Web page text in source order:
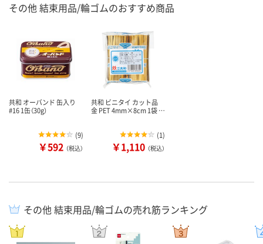
その他 結束用品/輪ゴムのおすすめ商品
共和 オーバンド 缶入り
#16 1缶（30g）
(9)
￥592 （税込）
共和 ビニタイ カット品
金 PET 4mm×8cm 1袋 …
(1)
￥1,110 （税込）
その他 結束用品/輪ゴムの売れ筋ランキング